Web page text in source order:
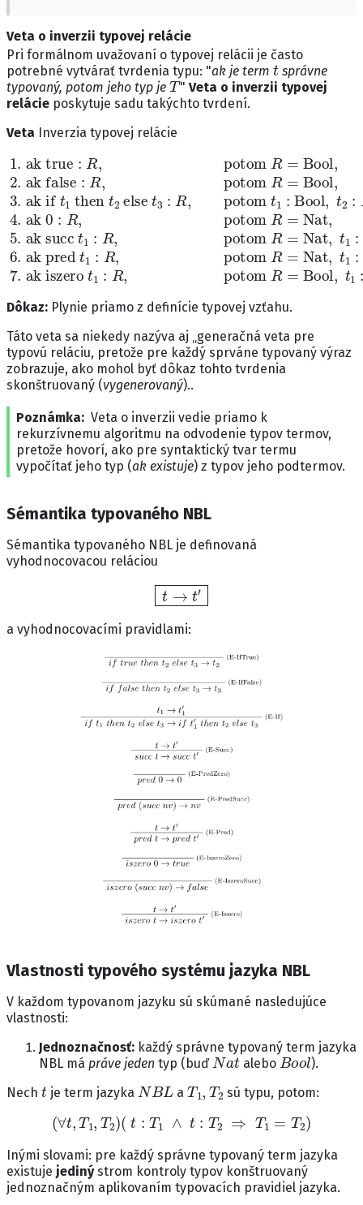
Veta o inverzii typovej relácie
Pri formálnom uvažovaní o typovej relácii je často
potrebné vytvárať tvrdenia typu: "ak je term
t
správne
typovaný, potom jeho typ je
T
"Veta o inverzii typovej
relácie poskytuje sadu takýchto tvrdení.
Veta Inverzia typovej relácie
1. aktrue: R potom false:R ,potomR
Dôkaz: Plynie priamo z definície typovej vzťahu.
Táto veta sa niekedy nazýva aj „generačná veta pre
typovú reláciu, pretože pre každý sprváne typovaný výraz
zobrazuje, ako mohol byť dôkaz tohto tvrdenia
skonštruovaný (vygenerovaný)..
Poznámka
Veta o inverzii vedie priamo k
rekurzívnemu algoritmu na odvodenie typov termov,
pretože hovorí, ako pre syntaktický tvar termu
vypočítať jeho typ (ak existuje) z typov jeho podtermov.
Sémantika typovaného NBL
Sémantika typovaného NBL je definovaná
vyhodnocovacou reláciou
t→t′
a vyhodnocovacími pravidlami:
Vlastnosti typového systému jazyka NBL
V každom typovanom jazyku sú skúmané nasledujúce
vlastnosti:
Jednoznačnosť: každý správne typovaný term jazyka
NBL má práve jeden typ (buď
Nat
alebo
Bool
).
Nech
t
je term jazyka
NBL
a
T1 T2
sú typu, potom:
( ∀t, T1 T 2 )( t T1 ∧ t: T2 T1 T2
Inými slovami: pre každý správne typovaný term jazyka
existuje jedinýstrom kontroly typov konštruovaný
jednoznačným aplikovaním typovacích pravidiel jazyka.